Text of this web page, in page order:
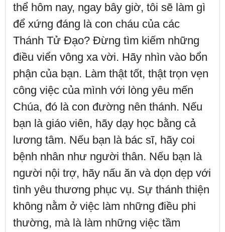
thể hôm nay, ngay bây giờ, tôi sẽ làm gì
để xứng đáng là con cháu của các
Thánh Tử Đạo? Đừng tìm kiếm những
điều viển vông xa vời. Hãy nhìn vào bổn
phận của bạn. Làm thật tốt, thật trọn vẹn
công việc của mình với lòng yêu mến
Chúa, đó là con đường nên thánh. Nếu
bạn là giáo viên, hãy dạy học bằng cả
lương tâm. Nếu bạn là bác sĩ, hãy coi
bệnh nhân như người thân. Nếu bạn là
người nội trợ, hãy nấu ăn và dọn dẹp với
tình yêu thương phục vụ. Sự thánh thiện
không nằm ở việc làm những điều phi
thường, mà là làm những việc tầm